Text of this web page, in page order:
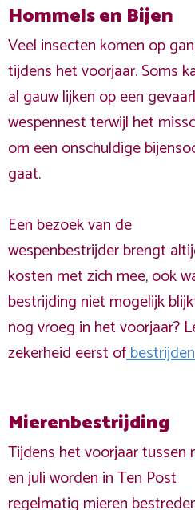
Hommels en Bijen
Veel insecten komen op
tijdens het voorjaar. Soms
al gauw lijken op een
wespennest terwijl het
om een onschuldige
gaat.
Een bezoek van de
wespenbestrijder brengt
kosten met zich mee, ook
bestrijding niet mogelijk
nog vroeg in het voorjaar?
zekerheid eerst of
Mierenbestrijding
Tijdens het voorjaar tussen
en juli worden in Ten Post
regelmatig mieren